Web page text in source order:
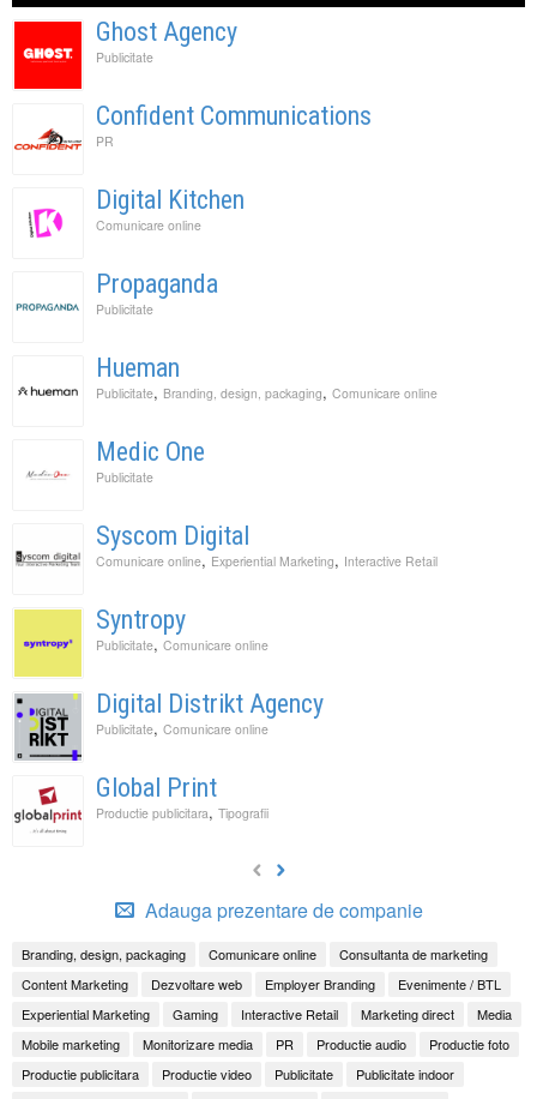
Ghost Agency
Publicitate
Confident Communications
PR
Digital Kitchen
Comunicare online
Propaganda
Publicitate
Hueman
Publicitate, Branding, design, packaging, Comunicare online
Medic One
Publicitate
Syscom Digital
Comunicare online, Experiential Marketing, Interactive Retail
Syntropy
Publicitate, Comunicare online
Digital Distrikt Agency
Publicitate, Comunicare online
Global Print
Productie publicitara, Tipografii
Adauga prezentare de companie
Branding, design, packaging Comunicare online
Consultanta de marketing
Content Marketing
Dezvoltare web Employer Branding
Evenimente / BTL
Experiential Marketing
Gaming Interactive Retail Marketing direct
Media
Mobile marketing
Monitorizare media PR Productie audio
Productie foto
Productie publicitara
Productie video Publicitate
Publicitate indoor